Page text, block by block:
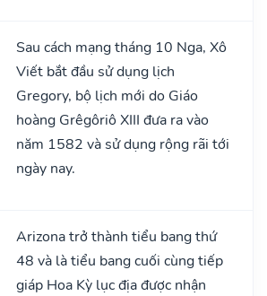
Sau cách mạng tháng 10 Nga, Xô
Viết bắt đầu sử dụng lịch
Gregory, bộ lịch mới do Giáo
hoàng Grêgôriô XIII đưa ra vào
năm 1582 và sử dụng rộng rãi tới
ngày nay.
Arizona trở thành tiểu bang thứ
48 và là tiểu bang cuối cùng tiếp
giáp Hoa Kỳ lục địa được nhận